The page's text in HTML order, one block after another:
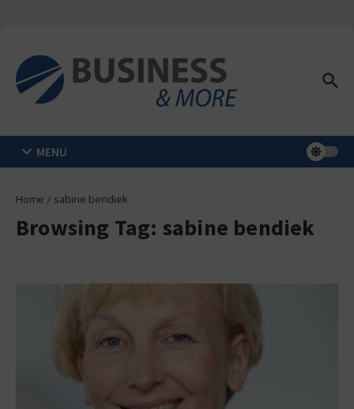
MENU
Home / sabine bendiek
Browsing Tag: sabine bendiek